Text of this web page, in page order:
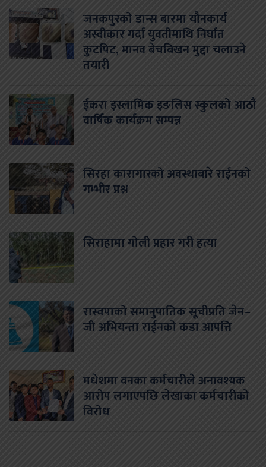
जनकपुरको डान्स बारमा यौनकार्य
अस्वीकार गर्दा युवतीमाथि निर्घात
कुटपिट, मानव बेचबिखन मुद्दा चलाउने
तयारी
ईकरा इस्लामिक इङलिस स्कुलको आठौं
वार्षिक कार्यक्रम सम्पन्न
सिरहा कारागारको अवस्थाबारे राईनको
गम्भीर प्रश्न
सिराहामा गोली प्रहार गरी हत्या
रास्वपाको समानुपातिक सूचीप्रति जेन–
जी अभियन्ता राईनको कडा आपत्ति
मधेशमा वनका कर्मचारीले अनावश्यक
आरोप लगाएपछि लेखाका कर्मचारीको
विरोध